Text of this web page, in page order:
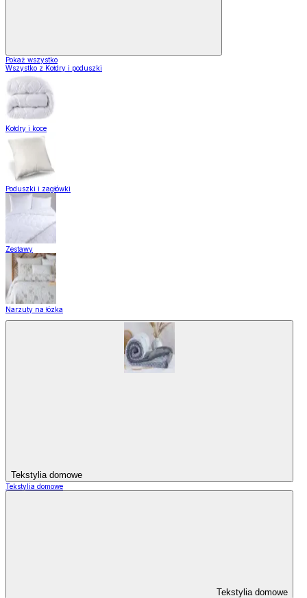
Pokaż wszystko
Wszystko z Kołdry i poduszki
Kołdry i koce
Poduszki i zagłówki
Zestawy
Narzuty na łózka
Tekstylia domowe
Tekstylia domowe
Tekstylia domowe